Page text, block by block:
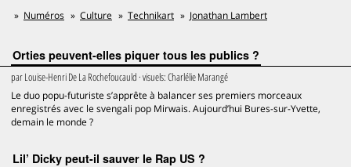
Numéros Culture Technikart Jonathan Lambert
Orties peuvent-elles piquer tous les publics ?
parLouise-Henri De La Rochefoucauld · visuels:Charlélie Marangé
Le duo popu-futuriste s’apprête à balancer ses premiers morceaux
enregistrés avec le svengali pop Mirwais. Aujourd’hui Bures-sur-Yvette,
demain le monde ?
Lil’ Dicky peut-il sauver le Rap US ?